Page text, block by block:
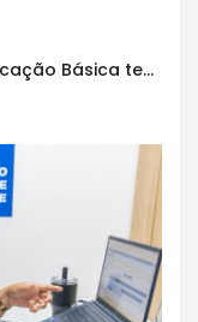
Índice de Desenvolvimento da Educação Básica tem elevação em todas as etapas